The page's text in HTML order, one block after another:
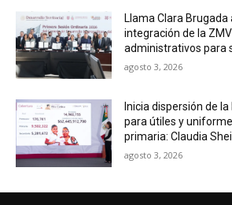
Llama Clara
integración de la
administrativos para
agosto 3, 2026
Inicia dispersión de
para útiles y
primaria: Claudia
agosto 3, 2026